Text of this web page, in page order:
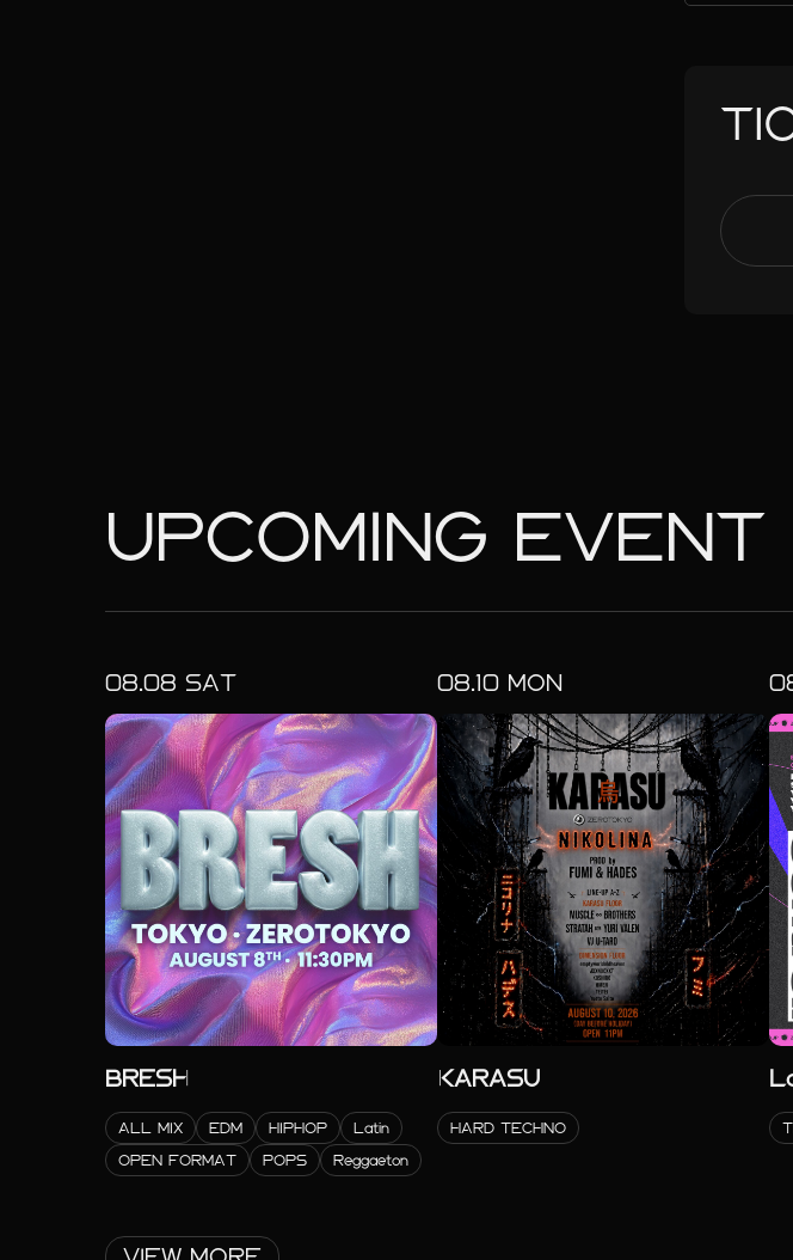
UPCOMING EVENT
08.08 SAT
BRESH
ALL MIX EDM HIPHOP
Latin
OPEN FORMAT
POPS Reggaeton
08.10MON
KARASU
HARD TECHNO